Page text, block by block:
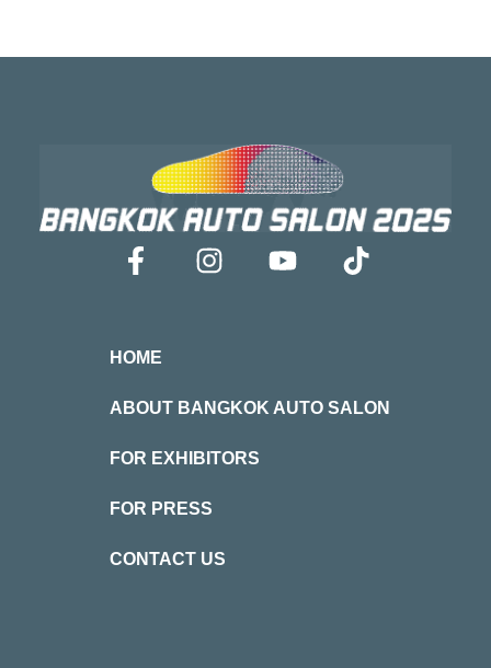
HOME
ABOUT BANGKOK AUTO SALON
FOR EXHIBITORS
FOR PRESS
CONTACT US